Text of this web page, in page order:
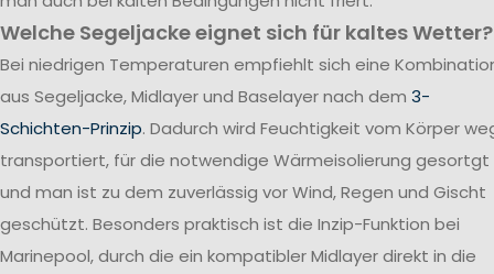
Welche Segeljacke eignet sich für kaltes Wetter?
Bei niedrigen Temperaturen empfiehlt sich eine
aus Segeljacke, Midlayer und Baselayer nach dem 3-
Schichten-Prinzip. Dadurch wird Feuchtigkeit vom Körper
transportiert, für die notwendige Wärmeisolierung gesortgt
und man ist zu dem zuverlässig vor Wind, Regen und Gischt
geschützt. Besonders praktisch ist die Inzip-Funktion bei
Marinepool, durch die ein kompatibler Midlayer direkt in die